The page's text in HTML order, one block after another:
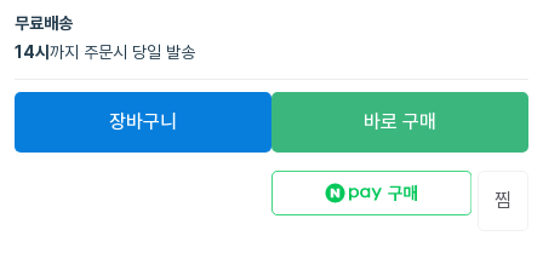
무료배송
14시 까지 주문시 당일 발송
장바구니 바로 구매
찜